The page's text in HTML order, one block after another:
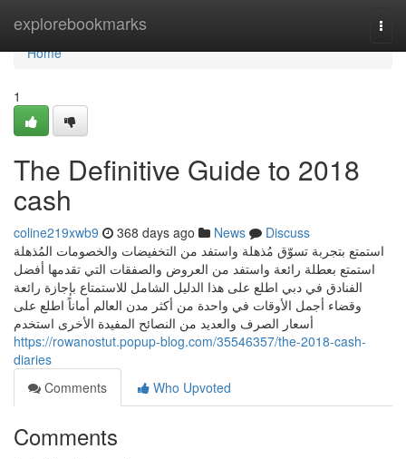
explorebookmarks
Home
Home
1
The Definitive Guide to 2018
cash
coline219xwb9 368 days ago News
Discuss
استمتع بتجربة تسوّق مُذهلة واستفد من التخفيضات والخصومات المُذهلة
استمتع بعطلة رائعة واستفد من العروض والصفقات التي تقدمها أفضل
الفنادق في دبي اطلع على هذا الدليل الشامل للاستمتاع بإجازة رائعة
وقضاء أجمل الأوقات في واحدة من أكثر مدن العالم أماناً اطلع على
أسعار الصرف والعديد من النصائح المفيدة الأخرى استخدم
https://rowanostut.popup-blog.com/35546357/the-2018-cash-
diaries
Comments
Who Upvoted
Comments